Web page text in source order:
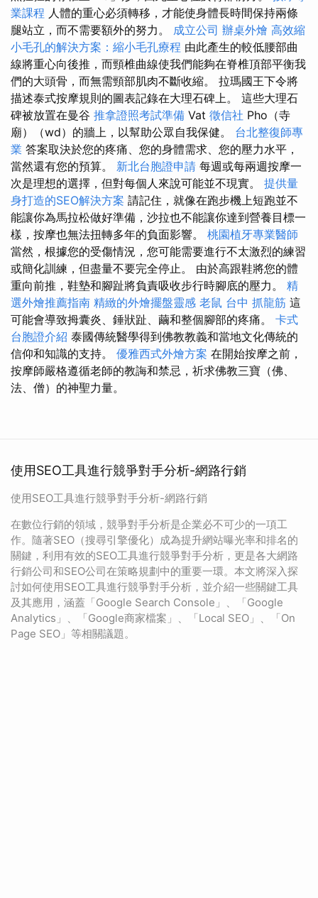
業課程 人體的重心必須轉移，才能使身體長時間保持兩條
腿站立，而不需要額外的努力。 成立公司 辦桌外燴 高效縮
小毛孔的解決方案：縮小毛孔療程 由此產生的較低腰部曲
線將重心向後推，而頸椎曲線使我們能夠在脊椎頂部平衡我
們的大頭骨，而無需頸部肌肉不斷收縮。 拉瑪國王下令將
描述泰式按摩規則的圖表記錄在大理石碑上。 這些大理石
碑被放置在曼谷 推拿證照考試準備 Vat 徵信社 Pho（寺
廟）（wd）的牆上，以幫助公眾自我保健。 台北整復師專
業 答案取決於您的疼痛、您的身體需求、您的壓力水平，
當然還有您的預算。 新北台胞證申請 每週或每兩週按摩一
次是理想的選擇，但對每個人來說可能並不現實。 提供量
身打造的SEO解決方案 請記住，就像在跑步機上短跑並不
能讓你為馬拉松做好準備，沙拉也不能讓你達到營養目標一
樣，按摩也無法扭轉多年的負面影響。 桃園植牙專業醫師
當然，根據您的受傷情況，您可能需要進行不太激烈的練習
或簡化訓練，但盡量不要完全停止。 由於高跟鞋將您的體
重向前推，鞋墊和腳趾將負責吸收步行時腳底的壓力。 精
選外燴推薦指南 精緻的外燴擺盤靈感 老鼠 台中 抓龍筋 這
可能會導致拇囊炎、錘狀趾、繭和整個腳部的疼痛。 卡式
台胞證介紹 泰國傳統醫學得到佛教教義和當地文化傳統的
信仰和知識的支持。 優雅西式外燴方案 在開始按摩之前，
按摩師嚴格遵循老師的教誨和禁忌，祈求佛教三寶（佛、
法、僧）的神聖力量。
使用SEO工具進行競爭對手分析-網路行銷
使用SEO工具進行競爭對手分析-網路行銷
在數位行銷的領域，競爭對手分析是企業必不可少的一項工
作。隨著SEO（搜尋引擎優化）成為提升網站曝光率和排名的
關鍵，利用有效的SEO工具進行競爭對手分析，更是各大網路
行銷公司和SEO公司在策略規劃中的重要一環。本文將深入探
討如何使用SEO工具進行競爭對手分析，並介紹一些關鍵工具
及其應用，涵蓋「Google Search Console」、「Google
Analytics」、「Google商家檔案」、「Local SEO」、「On
Page SEO」等相關議題。